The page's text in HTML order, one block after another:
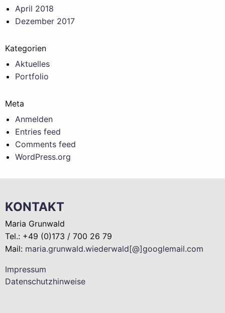
April 2018
Dezember 2017
Kategorien
Aktuelles
Portfolio
Meta
Anmelden
Entries feed
Comments feed
WordPress.org
KONTAKT
Maria Grunwald
Tel.: +49 (0)173 / 700 26 79
Mail: maria.grunwald.wiederwald[@]googlemail.com
Impressum
Datenschutzhinweise